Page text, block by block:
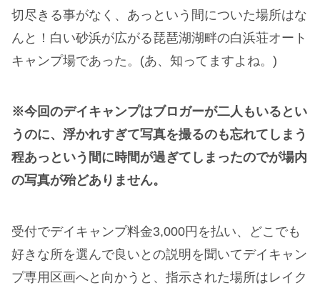
切尽きる事がなく、あっという間についた場所はな
んと！白い砂浜が広がる琵琶湖湖畔の白浜荘オート
キャンプ場であった。(あ、知ってますよね。)
※今回のデイキャンプはブロガーが二人もいるとい
うのに、浮かれすぎて写真を撮るのも忘れてしまう
程あっという間に時間が過ぎてしまったのでが場内
の写真が殆どありません。
受付でデイキャンプ料金3,000円を払い、どこでも
好きな所を選んで良いとの説明を聞いてデイキャン
プ専用区画へと向かうと、指示された場所はレイク